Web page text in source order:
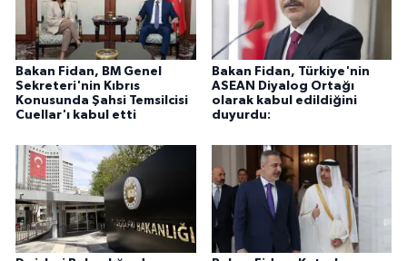
Bakan Fidan, BM Genel
Sekreteri'nin Kıbrıs
Konusunda Şahsi Temsilcisi
Cuellar'ı kabul etti
Bakan Fidan, Türkiye'nin
ASEAN Diyalog Ortağı
olarak kabul edildiğini
duyurdu: